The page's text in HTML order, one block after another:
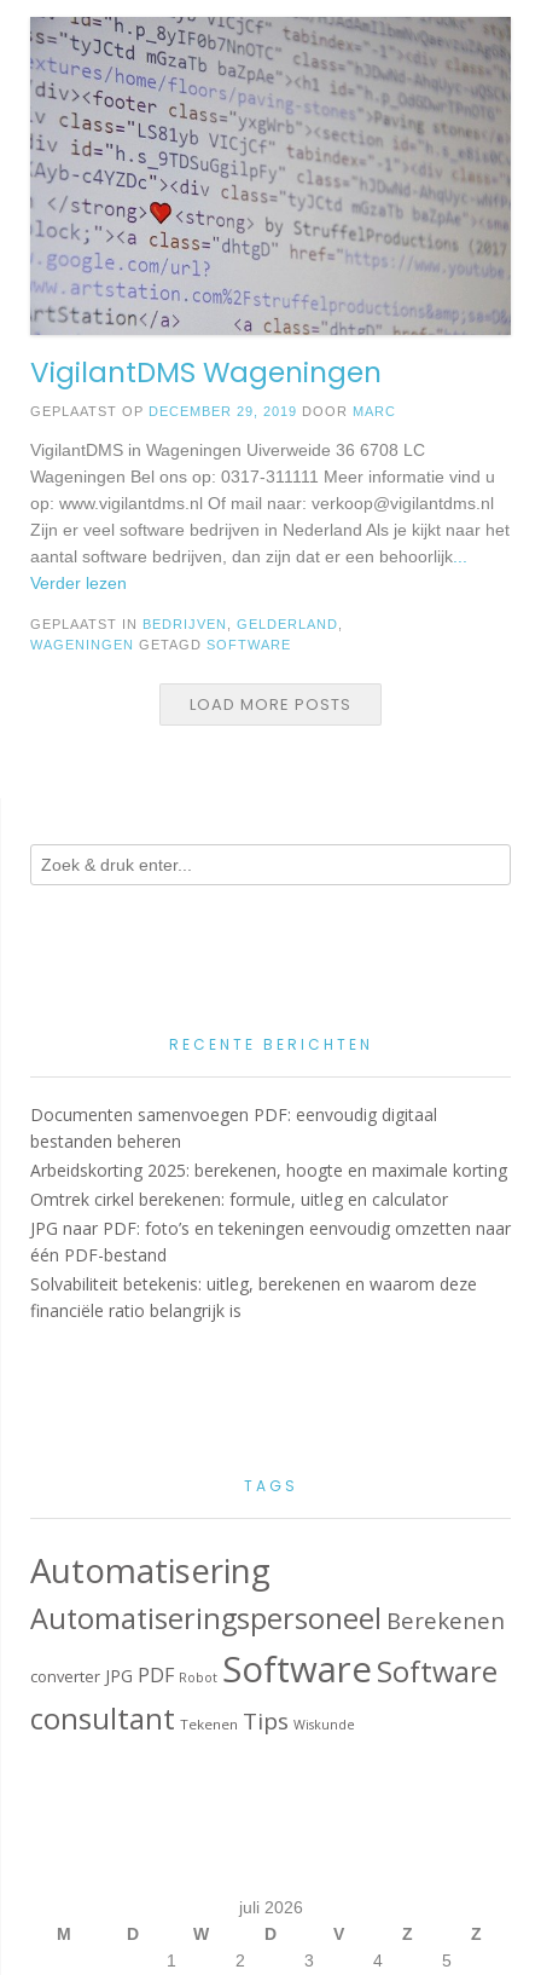
VigilantDMS Wageningen
GEPLAATST OP DECEMBER 29, 2019 DOOR MARC
VigilantDMS in Wageningen Uiverweide 36 6708 LC
Wageningen Bel ons op: 0317-311111 Meer informatie vind u
op: www.vigilantdms.nl Of mail naar: verkoop@vigilantdms.nl
Zijn er veel software bedrijven in Nederland Als je kijkt naar het
aantal software bedrijven, dan zijn dat er een behoorlijk
Verder lezen
GEPLAATST IN BEDRIJVEN GELDERLAND
WAGENINGEN GETAGD SOFTWARE
LOAD MORE POSTS
RECENTE BERICHTEN
Documenten samenvoegen PDF: eenvoudig digitaal
bestanden beheren
Arbeidskorting 2025: berekenen, hoogte en maximale korting
Omtrek cirkel berekenen: formule, uitleg en calculator
JPG naar PDF: foto’s en tekeningen eenvoudig omzetten naar
één PDF-bestand
Solvabiliteit betekenis: uitleg, berekenen en waarom deze
financiële ratio belangrijk is
TAGS
Automatisering
Automatiseringspersoneel Berekenen
converter JPG PDF Robot SoftwareSoftware
consultant Tekenen Tips Wiskunde
juli 2026
M
D W D V Z
Z
1
2 3 4 5